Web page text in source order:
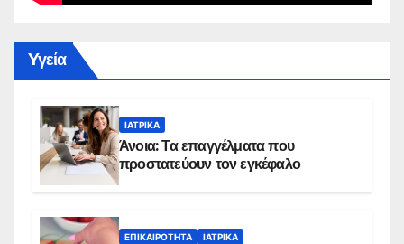
Yγεία
ΙΑΤΡΙΚΆ
Άνοια: Τα επαγγέλματα που
προστατεύουν τον εγκέφαλο
ΕΠΙΚΑΙΡΌΤΗΤΑ ΙΑΤΡΙΚΆ